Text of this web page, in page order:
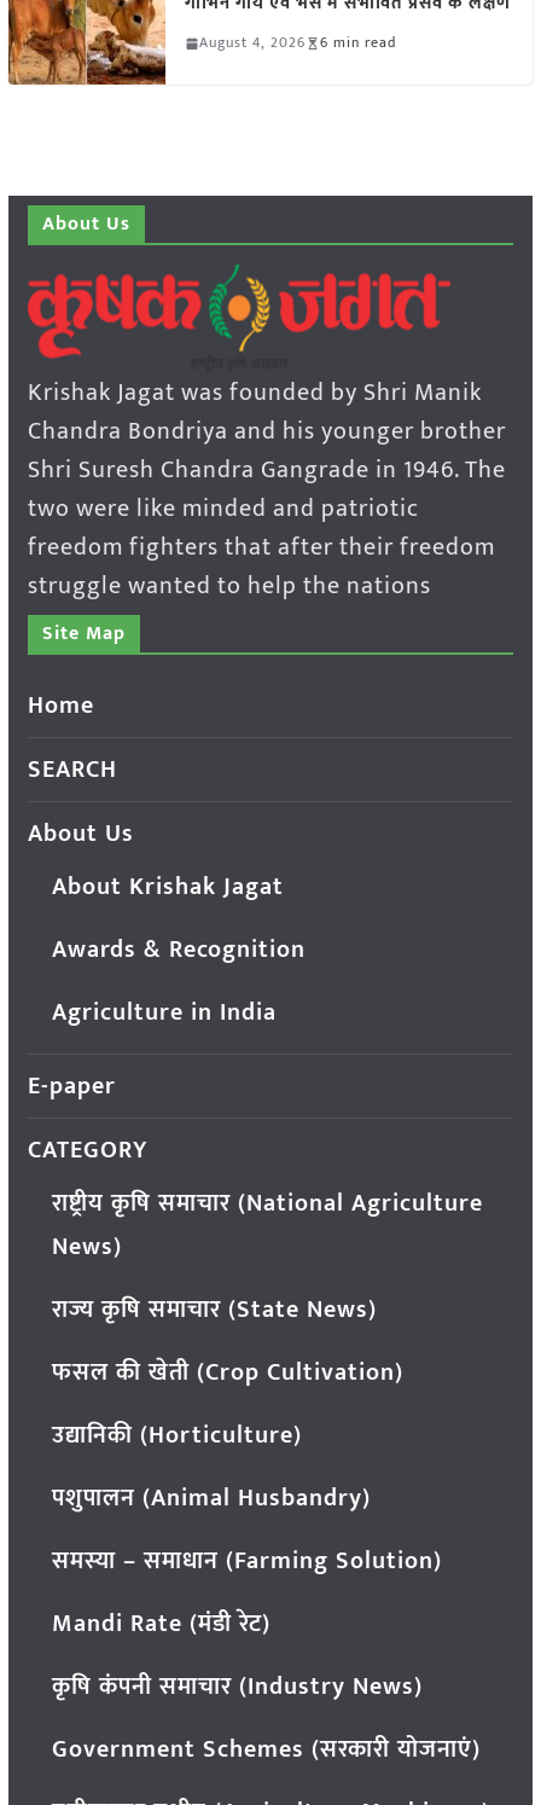
August 4, 2026 6 min read
About Us
Krishak Jagat was founded by Shri Manik
Chandra Bondriya and his younger brother
Shri Suresh Chandra Gangrade in 1946. The
two were like minded and patriotic
freedom fighters that after their freedom
struggle wanted to help the nations
Site Map
Home
SEARCH
About Us
About Krishak Jagat
Awards & Recognition
Agriculture in India
E-paper
CATEGORY
राष्ट्रीय कृषि समाचार (National Agriculture
News)
राज्य कृषि समाचार (State News)
फसल की खेती (Crop Cultivation)
उद्यानिकी (Horticulture)
पशुपालन (Animal Husbandry)
समस्या – समाधान (Farming Solution)
Mandi Rate (मंडी रेट)
कृषि कंपनी समाचार (Industry News)
Government Schemes (सरकारी योजनाएं)